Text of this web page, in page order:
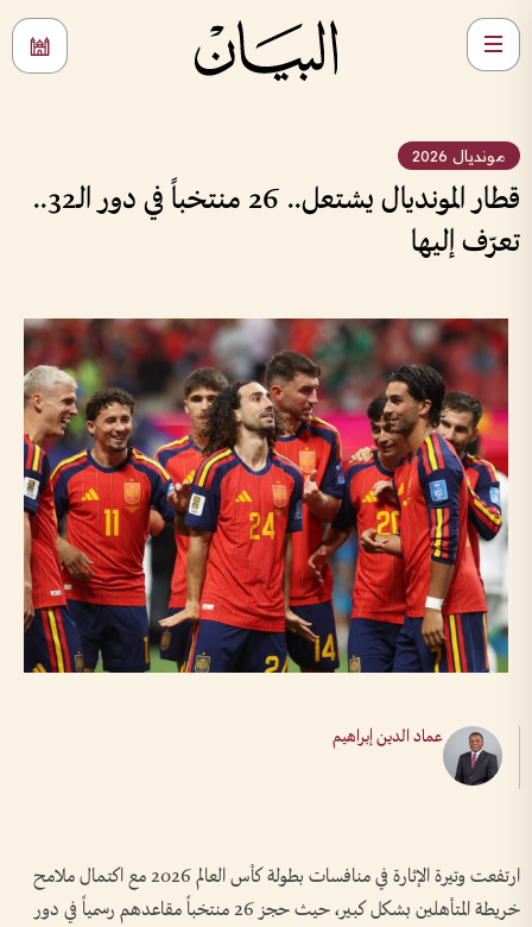
مونديال 2026
قطار المونديال يشتعل.. 26 منتخباً في دور الـ32..
تعرّف إليها
عماد الدين إبراهيم
ارتفعت وتيرة الإثارة في منافسات بطولة كأس العالم 2026 مع اكتمال ملامح
خريطة المتأهلين بشكل كبير، حيث حجز 26 منتخباً مقاعدهم رسمياً في دور